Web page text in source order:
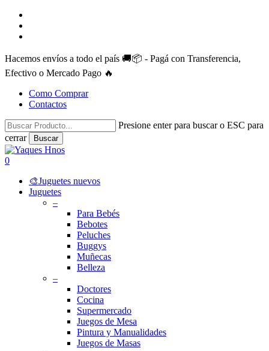
Skip
main
Hacemos envíos a todo el país 🚚📦 - Pagá con Transferencia,
Efectivo o Mercado Pago 🔥
Como Comprar
Contactos
Presione enter para buscar o ESC para
cerrar
Buscar
Close
Search
search
account
0
🎨Juguetes nuevos
Juguetes
–
Para Bebés
Bebotes
Peluches
Buggys
Muñecas
Belleza
–
Doctores
Cocina
Supermercado
Juegos de Mesa
Pintura y Manualidades
Juegos de Masas